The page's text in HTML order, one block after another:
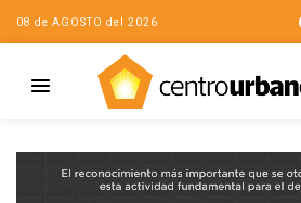
08 de AGOSTO del 2026